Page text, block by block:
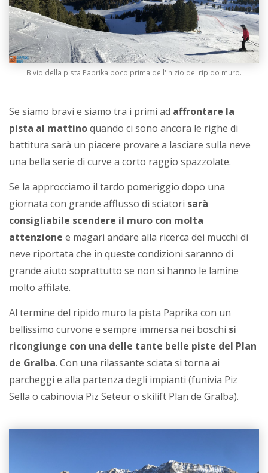
Bivio della pista Paprika poco prima dell'inizio del ripido muro.
Se siamo bravi e siamo tra i primi ad affrontare la
pista al mattinoquando ci sono ancora le righe di
battitura sarà un piacere provare a lasciare sulla neve
una bella serie di curve a corto raggio spazzolate.
Se la approcciamo il tardo pomeriggio dopo una
giornata con grande afflusso di sciatori sarà
consigliabile scendere il muro con molta
attenzione e magari andare alla ricerca dei mucchi di
neve riportata che in queste condizioni saranno di
grande aiuto soprattutto se non si hanno le lamine
molto affilate.
Al termine del ripido muro la pista Paprika con un
bellissimo curvone e sempre immersa nei boschi si
ricongiunge con una delle tante belle piste del Plan
de Gralba. Con una rilassante sciata si torna ai
parcheggi e alla partenza degli impianti (funivia Piz
Sella o cabinovia Piz Seteur o skilift Plan de Gralba).